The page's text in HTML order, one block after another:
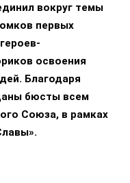
вокруг темы
первых
освоения
Благодаря
бюсты всем
Союза, в рамках